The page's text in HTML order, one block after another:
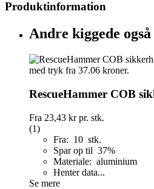
Produktinformation
Andre kiggede også
RescueHammer COB
Fra 23,43 krpr. stk.
(1)
Fra: 10 stk.
Spar op til 37%
Materiale: aluminium
Henter data...
Se mere